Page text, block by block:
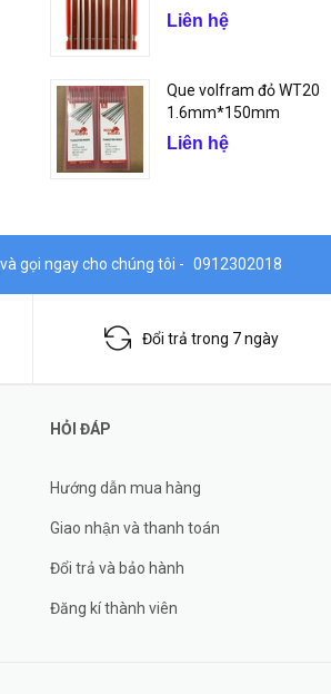
Liên hệ
Que volfram đỏ WT20
1.6mm*150mm
Liên hệ
gọi ngay cho chúng tôi - 0912302018
Đổi trả trong 7 ngày
HỎI ĐÁP
Hướng dẫn mua hàng
Giao nhận và thanh toán
Đổi trả và bảo hành
Đăng kí thành viên